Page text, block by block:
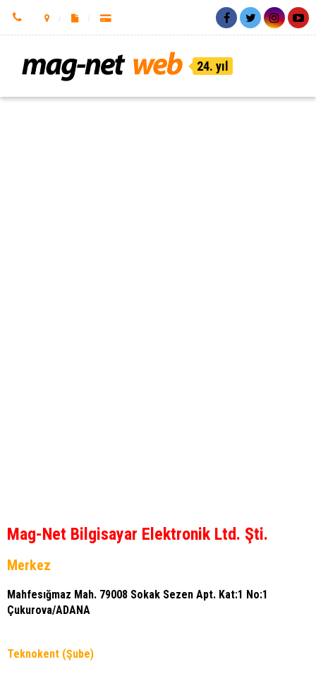
24. yıl
Mag-Net Bilgisayar Elektronik Ltd. Şti.
Merkez
Mahfesığmaz Mah. 79008 Sokak Sezen Apt. Kat:1 No:1
Çukurova/ADANA
Teknokent (Şube)